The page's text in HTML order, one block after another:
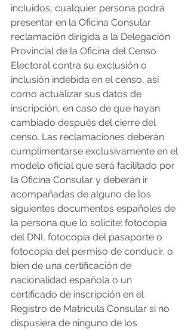
incluidos, cualquier persona podrá
presentar en la Oficina Consular
reclamación dirigida a la Delegación
Provincial de la Oficina del Censo
Electoral contra su exclusión o
inclusión indebida en el censo, así
como actualizar sus datos de
inscripción, en caso de que hayan
cambiado después del cierre del
censo. Las reclamaciones deberán
cumplimentarse exclusivamente en el
modelo oficial que será facilitado por
la Oficina Consular y deberán ir
acompañadas de alguno de los
siguientes documentos españoles de
la persona que lo solicite: fotocopia
del DNI, fotocopia del pasaporte o
fotocopia del permiso de conducir, o
bien de una certificación de
nacionalidad española o un
certificado de inscripción en el
Registro de Matrícula Consular si no
dispusiera de ninguno de los